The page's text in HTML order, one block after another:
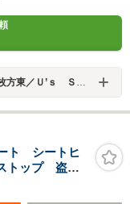
ＳＴＡＴＩＯＮ枚方
ト シートヒ
トップ 盗難